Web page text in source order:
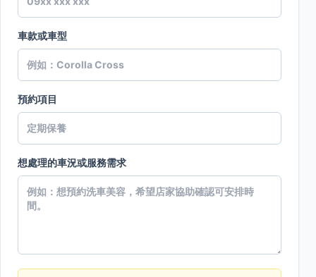
車款或車型
預約項目
想處理的車況或服務需求